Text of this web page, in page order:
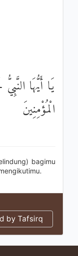
يَا أَيُّهَا
الْمُؤْمِنِينَ
bagimu
by Tafsirq